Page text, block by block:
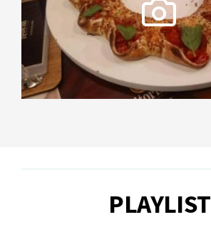
PLAYLIST